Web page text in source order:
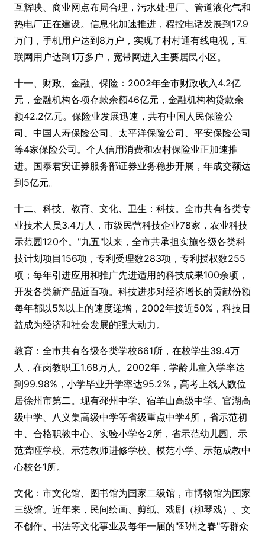
互辉映、商业网点布局合理，污水处理厂、管道液化气和
热电厂正在建设。信息化加速推进，程控电话发展到17.9
万门，手机用户达到8万户，实现了村村通有线电视，互
联网用户达到1万多户，宽带网进入主要居民小区。
十一、财政、金融、保险：2002年全市财政收入4.2亿
元，金融机构各项存款余额46亿元，金融机构构贷款余
额42.2亿元。保险业发展迅速，共有中国人民保险公
司、中国人寿保险公司、太平洋保险公司、平安保险公司
等4家保险公司。个人信用消费和农村保险业正加速推
进。国泰君安证券服务部证券业务稳步开展，年成交额达
到5亿元。
十二、科技、教育、文化、卫生：科技。全市共有各类专
业技术人员3.4万人，市级民营科技企业78家，农业科技
示范园120个。"九五"以来，全市共承担实施各级各类科
技计划项目156项，专利受理数283项，专利授权数255
项；每年引进应用和推广先进适用的科技成果100余项，
开发各类新产品近百项。科技进步对经济增长的贡献份额
每年都以5%以上的速度递增，2002年接近50%，科技日
益成为经济和社会发展的强大动力。
教育：全市共有各级各类学校661所，在校学生39.4万
人，在岗教职工1.68万人。2002年，学龄儿童入学率达
到99.98%，小学毕业升学率达95.2%，高考上线人数位
居徐州市第二。现有邳州中学、宿羊山高级中学、官湖高
级中学、八义集高级中学等省级重点中学4所，省示范初
中、合格职教中心、实验小学各2所，省示范幼儿园、示
范聋哑学校、示范教师进修学校、模范小学、示范成教中
心校各1所。
文化：市文化馆、图书馆为国家二级馆，市博物馆为国家
三级馆。近年来，民间绘画、剪纸、戏剧（柳琴戏）、文
不创作、书法等文化事业及每年一届的"邳州之春"等群众